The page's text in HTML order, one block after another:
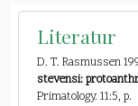
Literatur
D. T. Rasmussen
stevensi:
Primatology. 11:5, p.